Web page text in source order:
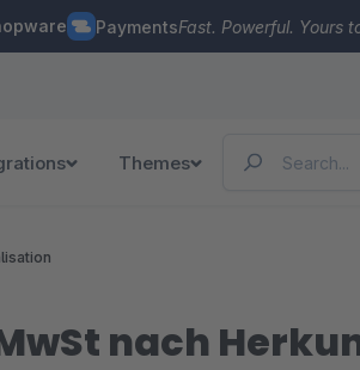
PaymentsFast. Powerful. Yours
Themes
nach